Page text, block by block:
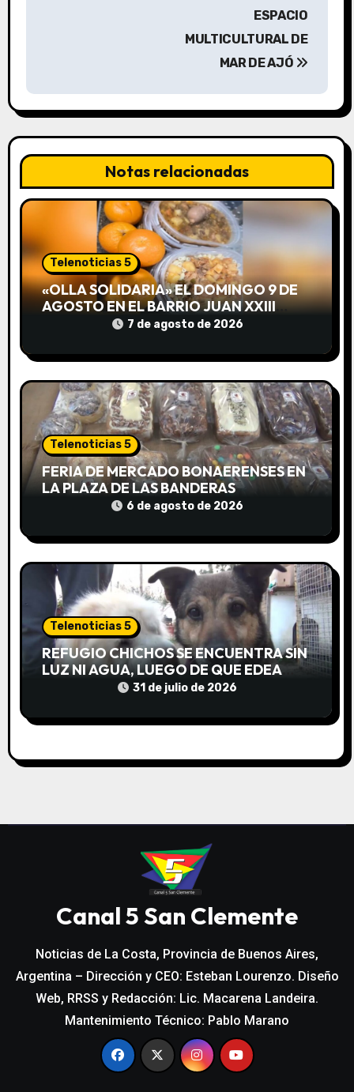
i
ó
n
d
e
e
n
t
a
a
s
ESPACIO
MULTICULTURAL DE
MAR DE AJÓ
Notas relacionadas
Telenoticias 5
«OLLA SOLIDARIA» EL DOMINGO 9 DE
AGOSTO EN EL BARRIO JUAN XXIII
DESDE LAS 13 HS7 de agosto de 2026
Telenoticias 5
FERIA DE MERCADO BONAERENSES EN
LA PLAZA DE LAS BANDERAS
6 de agosto de 2026
Telenoticias 5
REFUGIO CHICHOS SE ENCUENTRA SIN
LUZ NI AGUA, LUEGO DE QUE EDEA
CORTARA EL SUMINISTRO SIN AVISO
31 de julio de 2026
Canal 5 San Clemente
Noticias de La Costa, Provincia de Buenos Aires,
Argentina – Dirección y CEO: Esteban Lourenzo. Diseño
Web, RRSS y Redacción: Lic. Macarena Landeira.
Mantenimiento Técnico: Pablo Marano